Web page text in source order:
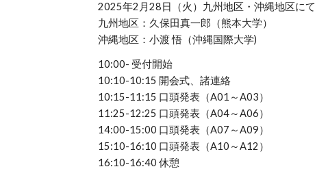
2025年2月28日（火）九州地区・沖縄地区に
九州地区：久保田真一郎（熊本大学）
沖縄地区：小渡 悟（沖縄国際大学)
10:00- 受付開始
10:10-10:15 開会式、諸連絡
10:15-11:15 口頭発表（A01～A03）
11:25-12:25 口頭発表（A04～A06）
14:00-15:00 口頭発表（A07～A09）
15:10-16:10 口頭発表（A10～A12）
16:10-16:40 休憩